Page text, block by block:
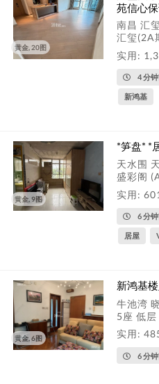
黄金, 20图
苑信心
南昌 汇玺
汇玺(2A
实用:
4 分
新鸿基
黄金, 9图
*笋盘* *
天水围
盛彩阁
实用:
6 分
居屋
黄金, 6图
新鸿基
牛池湾
5座 低层
实用:
6 分